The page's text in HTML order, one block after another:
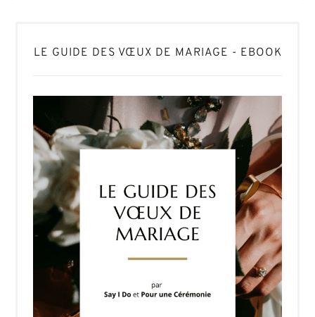
LE GUIDE DES VŒUX DE MARIAGE - EBOOK